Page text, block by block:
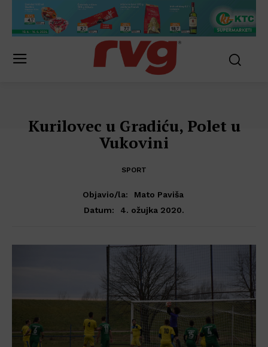
Kurilovec u Gradiću, Polet u
Vukovini
SPORT
Objavio/la:
Mato Paviša
Datum:
4. ožujka 2020.